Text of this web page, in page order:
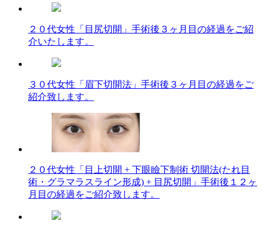
２０代女性「目尻切開」手術後３ヶ月目の経過をご紹
介いたします。
３０代女性「眉下切開法」手術後３ヶ月目の経過をご
紹介致します。
２０代女性「目上切開 + 下眼瞼下制術 切開法(たれ目
術・グラマラスライン形成) + 目尻切開」手術後１２ヶ
月目の経過をご紹介致します。